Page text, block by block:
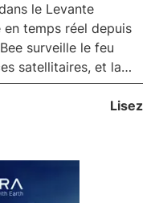
le Levante
en temps réel depuis
surveille le feu
satellitaires, et la
sa propagation.
Lisez